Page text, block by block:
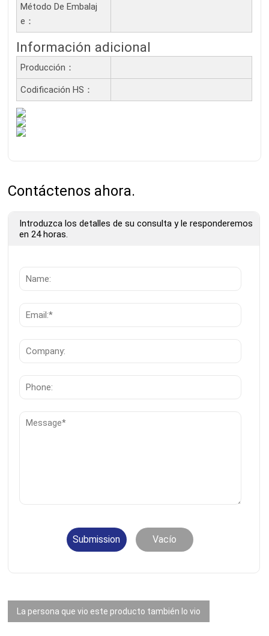
Método De Embalaj
E：
Información adicional
Producción：
Codificación HS：
Contáctenos ahora.
Introduzca los detalles de su consulta y le responderemos
en 24 horas.
Submission Vacío
La persona que vio este producto también lo vio